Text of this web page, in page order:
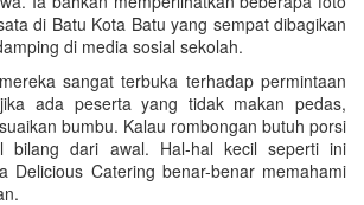
di Batu Kota Batu yang sempat dibagikan
di media sosial sekolah.
sangat terbuka terhadap permintaan
ada peserta yang tidak makan pedas,
bumbu. Kalau rombongan butuh porsi
bilang dari awal. Hal-hal kecil seperti ini
Delicious Catering benar-benar memahami